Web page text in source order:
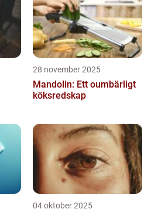
28 november 2025
Mandolin: Ett oumbärligt
köksredskap
04 oktober 2025